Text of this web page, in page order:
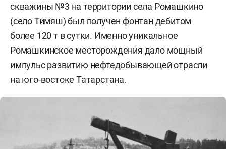
скважины №3 на территории села Ромашкино
(село Тимяш) был получен фонтан дебитом
более 120 т в сутки. Именно уникальное
Ромашкинское месторождения дало мощный
импульс развитию нефтедобывающей отрасли
на юго-востоке Татарстана.